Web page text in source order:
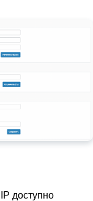
доступно